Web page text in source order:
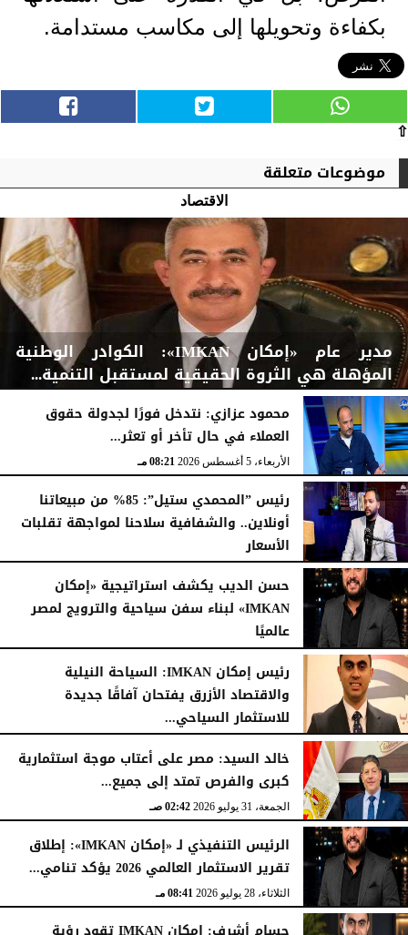
بكفاءة وتحويلها إلى مكاسب مستدامة.
⇧
موضوعات متعلقة
الاقتصاد
مدير عام «إمكان IMKAN»: الكوادر الوطنية
المؤهلة هي الثروة الحقيقية لمستقبل التنمية...
الخميس، 6 أغسطس 2026 08:31 مـ
محمود عزازي: نتدخل فورًا لجدولة حقوق
العملاء في حال تأخر أو تعثر...
الأربعاء، 5 أغسطس 2026 08:21 مـ
رئيس ”المحمدي ستيل”: 85% من مبيعاتنا
أونلاين.. والشفافية سلاحنا لمواجهة تقلبات
الأسعار
الأربعاء، 5 أغسطس 2026
حسن الديب يكشف استراتيجية «إمكان
IMKAN» لبناء سفن سياحية والترويج لمصر
عالميًا
الإثنين، 3 أغسطس 2026
رئيس إمكان IMKAN: السياحة النيلية
والاقتصاد الأزرق يفتحان آفاقًا جديدة
للاستثمار السياحي...
الأحد، 2 أغسطس 2026 01:37 مـ
خالد السيد: مصر على أعتاب موجة استثمارية
كبرى والفرص تمتد إلى جميع...
الجمعة، 31 يوليو 2026 02:42 صـ
الرئيس التنفيذي لـ «إمكان IMKAN»: إطلاق
تقرير الاستثمار العالمي 2026 يؤكد تنامي...
الثلاثاء، 28 يوليو 2026 08:41 مـ